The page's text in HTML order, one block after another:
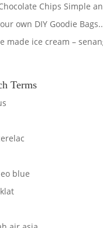
Chips Simple
own DIY Goodie Bags..
made ice cream –
Terms
blue